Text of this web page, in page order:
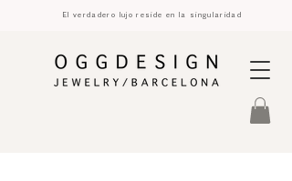
El verdadero lujo reside en la singularidad